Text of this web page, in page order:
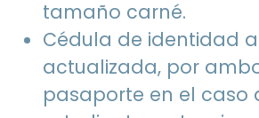
tamaño carné.
Cédula de identidad
actualizada, por
pasaporte en el caso